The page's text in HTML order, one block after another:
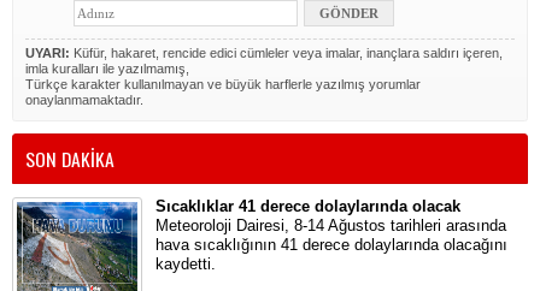
UYARI: Küfür, hakaret, rencide edici cümleler veya imalar, inançlara saldırı içeren,
imla kuralları ile yazılmamış,
Türkçe karakter kullanılmayan ve büyük harflerle yazılmış yorumlar
onaylanmamaktadır.
SON DAKİKA
Sıcaklıklar 41 derece dolaylarında olacak
Meteoroloji Dairesi, 8-14 Ağustos tarihleri arasında
hava sıcaklığının 41 derece dolaylarında olacağını
kaydetti.